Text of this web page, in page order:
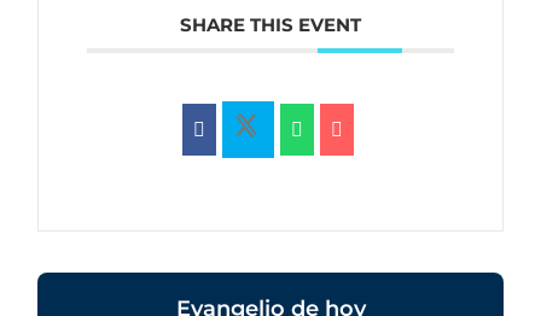
SHARE THIS EVENT
Evangelio de hoy